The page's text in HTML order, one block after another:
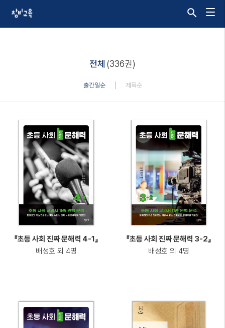
전체 (336권)
출간일순 제목순
『초등 사회 진짜 문해력 4-1』
배성호 외 4명
『초등 사회 진짜 문해력 3-2』
배성호 외 4명